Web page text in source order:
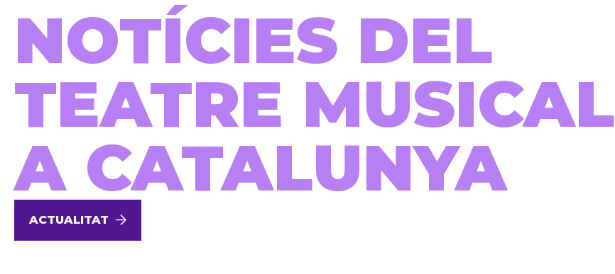
NOTÍCIES DEL
TEATRE MUSICAL
A CATALUNYA
ACTUALITAT